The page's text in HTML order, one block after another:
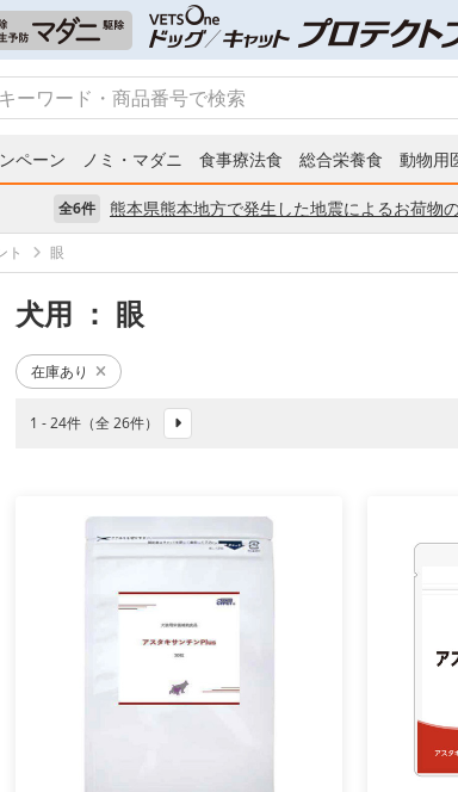
ペーン ノミ・マダニ 食事療法食 総合栄養食 動物用
全6件 熊本県熊本地方で発生した地震によるお荷物
ト 眼
犬用 ： 眼
在庫あり
1 - 24件（全 26件）